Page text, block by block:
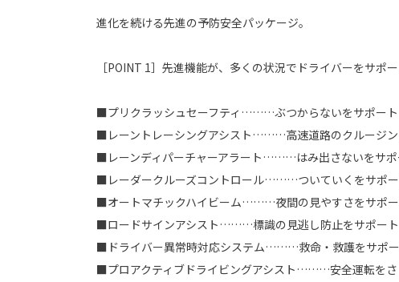
進化を続ける先進の予防安全パッケージ。
［POINT 1］先進機能が、多くの状況でドライバーをサポー
■プリクラッシュセーフティ………ぶつからないをサポート
■レーントレーシングアシスト………高速道路のクルージン
■レーンディパーチャーアラート………はみ出さないをサポ
■レーダークルーズコントロール………ついていくをサポ
■オートマチックハイビーム………夜間の見やすさをサポ
■ロードサインアシスト………標識の見逃し防止をサポート
■ドライバー異常時対応システム………救命・救護をサポ
■プロアクティブドライビングアシスト………安全運転をさ